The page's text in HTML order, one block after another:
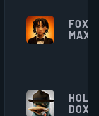
65000
55000
MAX
DOXE